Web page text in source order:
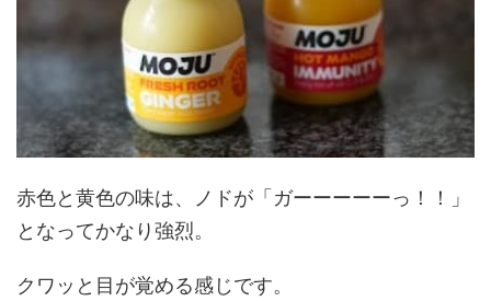
赤色と黄色の味は、ノドが「ガーーーーーっ！！」
となってかなり強烈。
クワッと目が覚める感じです。